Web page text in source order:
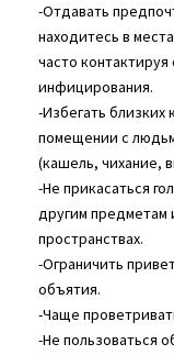
-Отдавать
находитесь в
часто
инфицирования.
-Избегать близких
помещении с
(кашель, чихание,
-Не прикасаться
другим предметам
пространствах.
-Ограничить
объятия.
-Чаще
-Не пользоваться